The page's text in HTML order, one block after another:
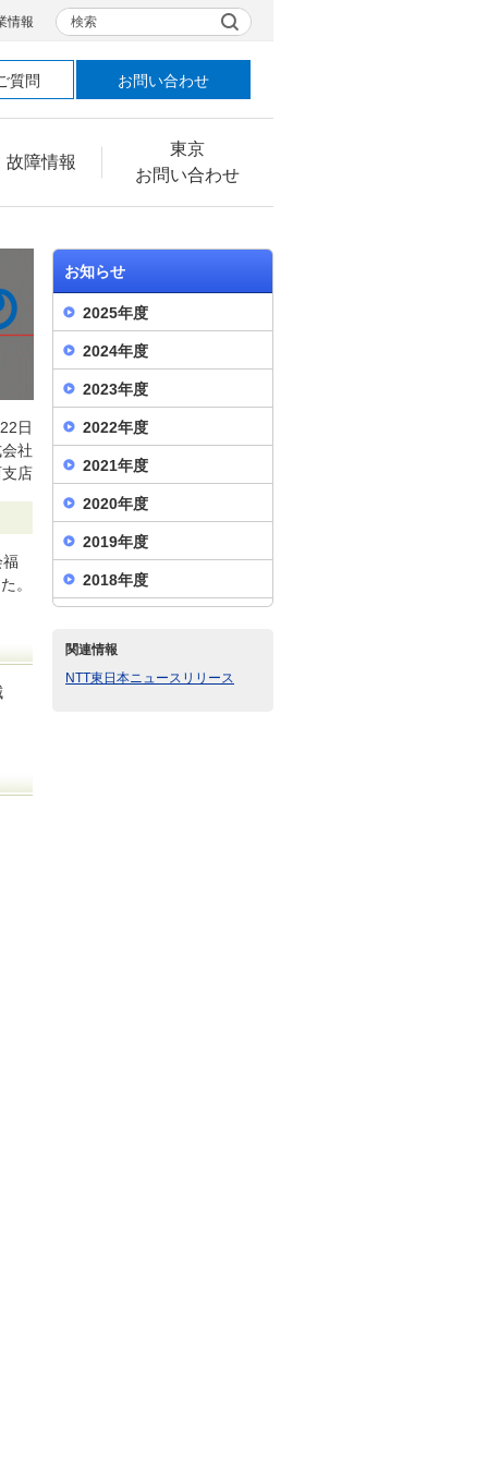
故障情報
東京
お問い合わせ
情報 検索
質問 お問い合わせ
日
社
店
。
お知らせ
2025年度
2024年度
2023年度
2022年度
2021年度
2020年度
2019年度
2018年度
関連情報
NTT東日本ニュースリリース